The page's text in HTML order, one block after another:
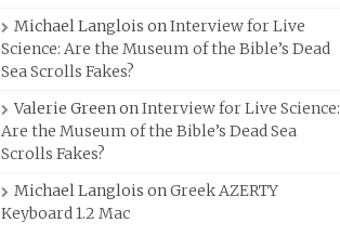
Michael Langlois onInterview for Live
Science: Are the Museum of the Bible’s Dead
Sea Scrolls Fakes?
Valerie GreenonInterview for Live Science:
Are the Museum of the Bible’s Dead Sea
Scrolls Fakes?
Michael Langlois onGreek AZERTY
Keyboard 1.2 Mac